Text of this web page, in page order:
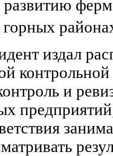
развитию
горных
издал
и